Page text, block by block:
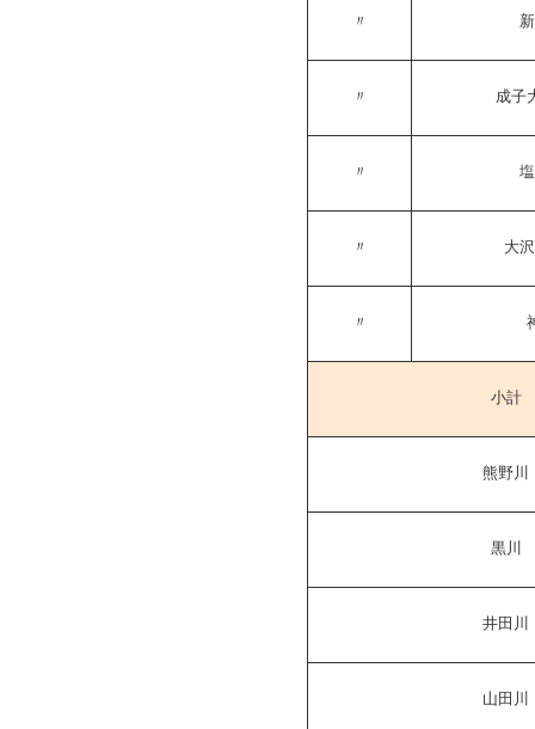
〃
〃 成子
〃
〃 大
〃
小計
熊野川
黒川
井田川
山田川